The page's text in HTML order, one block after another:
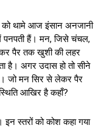
को थामे आज इंसान अनजानी
पनपती हैं। मन, जिसे चंचल,
पैर तक खुशी की लहर
है। अगर उदास हो तो सीने
जो मन सिर से लेकर पैर
आखिर है कहाँ?
इन स्तरों को कोश कहा गया